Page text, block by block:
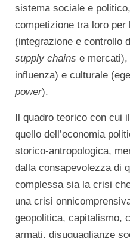
sistema sociale e
competizione tra loro
(integrazione e controllo
supply chains e
influenza) e culturale
power).
Il quadro teorico con cui
quello dell’economia
storico-antropologica,
dalla consapevolezza di
complessa sia la crisi
una crisi
geopolitica, capitalismo,
armati, disuguaglianze